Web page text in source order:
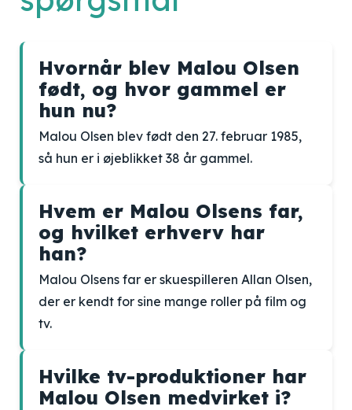
Hvornår blev Malou Olsen
født, og hvor gammel er
hun nu?
Malou Olsen blev født den 27. februar 1985,
så hun er i øjeblikket 38 år gammel.
Hvem er Malou Olsens far,
og hvilket erhverv har
han?
Malou Olsens far er skuespilleren Allan Olsen,
der er kendt for sine mange roller på film og
tv.
Hvilke tv-produktioner har
Malou Olsen medvirket i?